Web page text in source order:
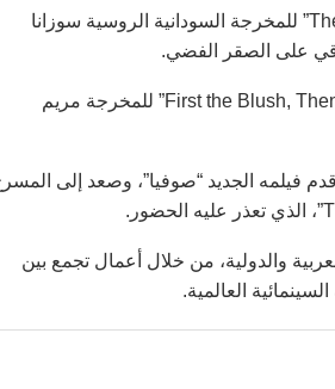
أما في مسابقة الأفلام الروائية الطويلة، فقد توج الفيلم السوداني القطري “The Cotton Queen” للمخرجة السودانية الروسية سوزانا
وشهدت مسابقة الأفلام القصيرة بدورها حضورا تونسيا، إذ حصل الفيلم التونسي “First the Blush, Then the Habit” للمخرجة مريم
فيلمه الجديد “صوفيا”، وصعد إلى
والدولية، من خلال أعمال تجمع بين
العالمية.